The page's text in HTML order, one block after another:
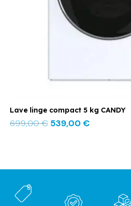
Lave linge compact 5 kg CANDY
699,00€ 539,00 €